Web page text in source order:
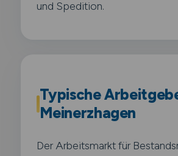
und Spedition.
Typische
Meinerzhagen
Der Arbeitsmarkt für